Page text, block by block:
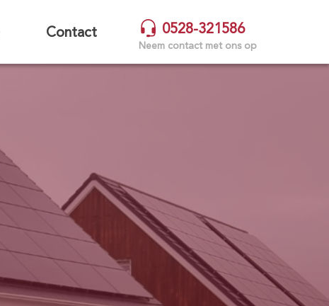
Contact 0528-321586
Neem contact met ons op